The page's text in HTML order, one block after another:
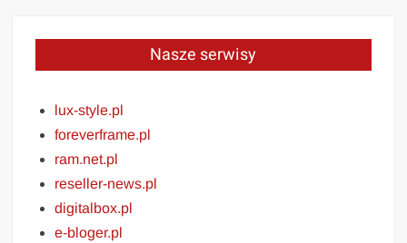
Nasze serwisy
lux-style.pl
foreverframe.pl
ram.net.pl
reseller-news.pl
digitalbox.pl
e-bloger.pl